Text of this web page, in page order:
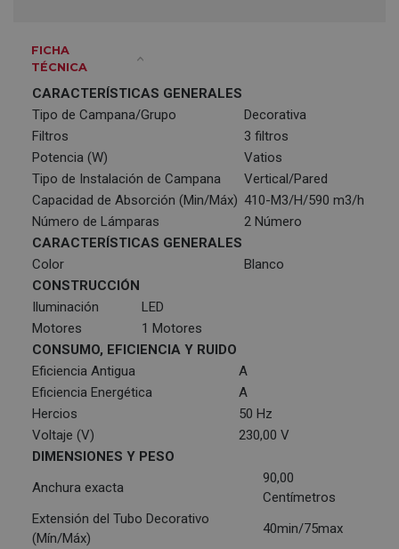
FICHA
TÉCNICA
CARACTERÍSTICAS GENERALES
Tipo de Campana/Grupo
Decorativa
Filtros
3 filtros
Potencia (W)
Vatios
Tipo de Instalación de Campana
Vertical/Pared
Capacidad de Absorción (Min/Máx) 410-M3/H/590 m3/h
Número de Lámparas
2 Número
CARACTERÍSTICAS GENERALES
Color
Blanco
CONSTRUCCIÓN
Iluminación
LED
Motores
1 Motores
CONSUMO, EFICIENCIA Y RUIDO
Eficiencia Antigua
A
Eficiencia Energética
A
Hercios
50 Hz
Voltaje (V)
230,00 V
DIMENSIONES Y PESO
Anchura exacta
90,00
Centímetros
Extensión del Tubo Decorativo
(Mín/Máx)
40min/75max